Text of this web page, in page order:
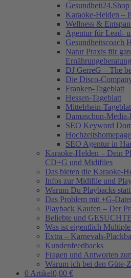
Gesundheit24.Shop
Karaoke-Helden –
Wellness &
Agentur für Lead-
Gesundheitscoach
Natur Praxis für
Ernährungeberatung
DJ GerreG – The
Die Disco-
Franken-Tageblatt
Hessen-Tageblatt
Mittelrhein-
Damaschun-
SEO Keyword
SEO Agentur in
Karaoke-Helden – Dein
CD+G und Midifiles
Das bieten die Karaoke-
Infos zur Midifile und
Warum Du Playbacks
Das Problem mit +G-
Playback Kaufen – Der
Beliebte und
Was ist eigentlich
Extra – Karnevals-
Kundenfeedbacks
Fragen und Antworten
Warum ich bei den Güte-
0 Artikel0,00 €